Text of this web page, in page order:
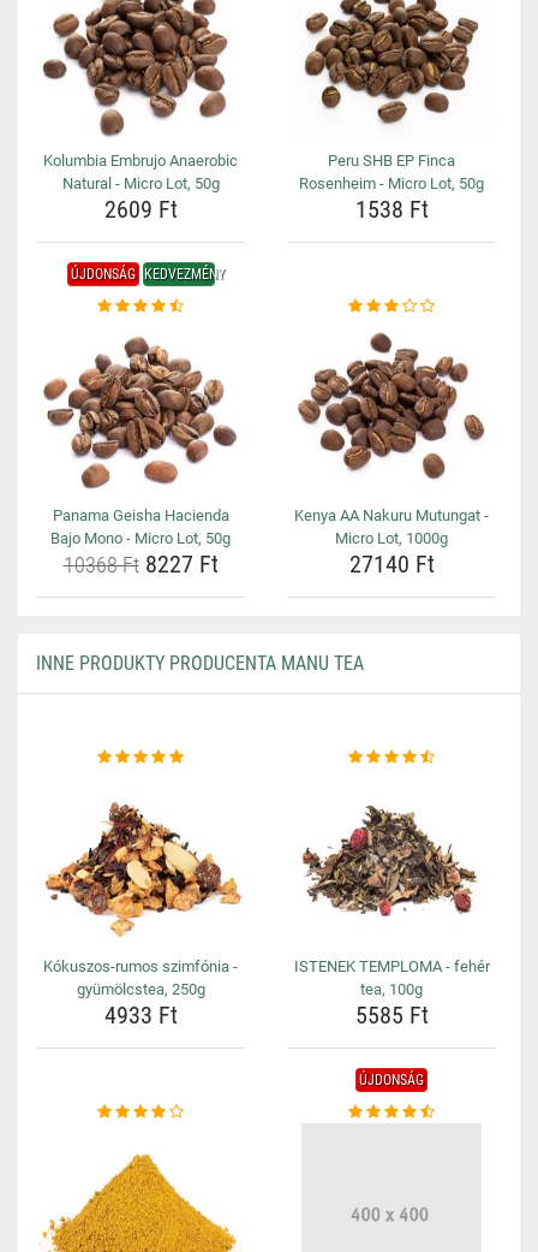
Kolumbia Embrujo Anaerobic
Natural - Micro Lot, 50g
2609 Ft
Peru SHB EP Finca
Rosenheim - Micro Lot, 50g
1538 Ft
ÚJDONSÁG KEDVEZMÉNY
Panama Geisha Hacienda
Bajo Mono - Micro Lot, 50g
10368 Ft8227 Ft
Kenya AA Nakuru Mutungat -
Micro Lot, 1000g
27140 Ft
INNE PRODUKTY PRODUCENTA MANU TEA
Kókuszos-rumos szimfónia -
gyümölcstea, 250g
4933 Ft
ISTENEK TEMPLOMA - fehér
tea, 100g
5585 Ft
ÚJDONSÁG